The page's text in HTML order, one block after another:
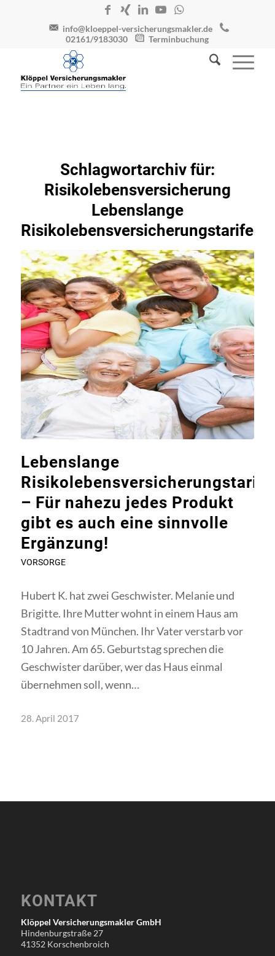
info@kloeppel-versicherungsmakler.de
02161/9183030
Terminbuchung
Schlagwortarchiv für:
Risikolebensversicherung
Lebenslange
Risikolebensversicherungstarife
Lebenslange
Risikolebensversicherungstarife
– Für nahezu jedes Produkt
gibt es auch eine sinnvolle
Ergänzung!
VORSORGE
Hubert K. hat zwei Geschwister. Melanie und
Brigitte. Ihre Mutter wohnt in einem Haus am
Stadtrand von München. Ihr Vater verstarb vor
10 Jahren. Am 65. Geburtstag sprechen die
Geschwister darüber, wer das Haus einmal
übernehmen soll, wenn…
28. April 2017
KONTAKT
Klöppel Versicherungsmakler GmbH
Hindenburgstraße 27
41352 Korschenbroich